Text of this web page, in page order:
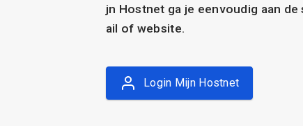
jn Hostnet ga je eenvoudig aan
ail of website.
Login Mijn Hostnet